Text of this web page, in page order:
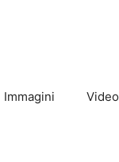
Immagini Video